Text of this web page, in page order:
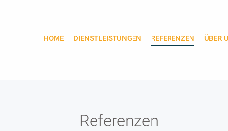
HOME DIENSTLEISTUNGEN REFERENZEN ÜBER
Referenzen